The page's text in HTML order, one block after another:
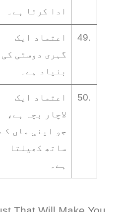
ادا کرتا ہے۔
اعتماد ایک
گہری دوستی کی
بنیاد ہے۔
49.
اعتماد ایک
لاچار بچہ ہے،
جو اپنی ماں کے
ساتھ کھیلتا
ہے۔
50.